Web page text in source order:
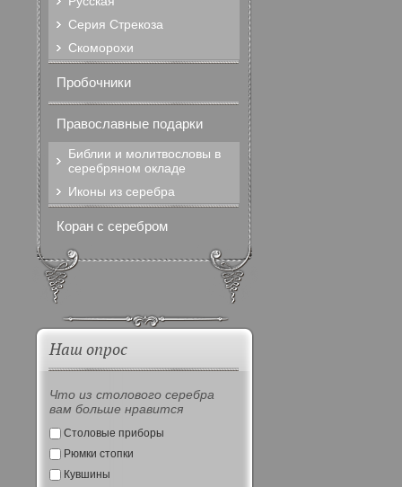
Серия Стрекоза
Скоморохи
Пробочники
Православные подарки
Библии и молитвословы в
серебряном окладе
Иконы из серебра
Коран с серебром
Наш опрос
Что из столового серебра
вам больше нравится
Столовые приборы
Рюмки стопки
Кувшины